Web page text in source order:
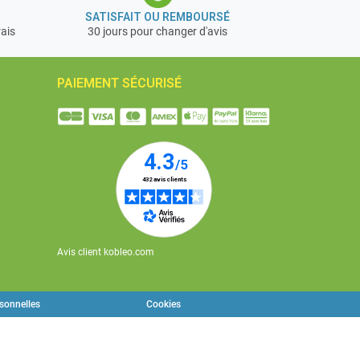
SATISFAIT OU REMBOURSÉ
30 jours pour changer d'avis
PAIEMENT SÉCURISÉ
Avis client kobleo.com
Cookies